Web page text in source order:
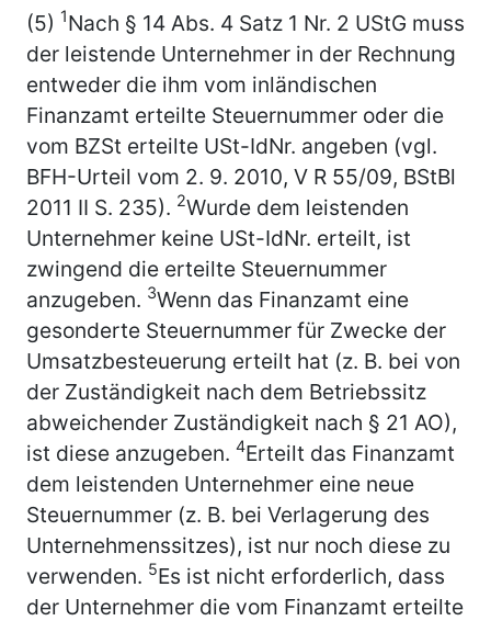
(5) 1Nach § 14 Abs. 4 Satz 1 Nr. 2 UStG muss
der leistende Unternehmer in der Rechnung
entweder die ihm vom inländischen
Finanzamt erteilte Steuernummer oder die
vom BZSt erteilte USt-IdNr. angeben (vgl.
BFH-Urteil vom 2. 9. 2010, V R 55/09, BStBl
2011 II S. 235). 2Wurde dem leistenden
Unternehmer keine USt-IdNr. erteilt, ist
zwingend die erteilte Steuernummer
anzugeben. 3Wenn das Finanzamt eine
gesonderte Steuernummer für Zwecke der
Umsatzbesteuerung erteilt hat (z. B. bei von
der Zuständigkeit nach dem Betriebssitz
abweichender Zuständigkeit nach § 21 AO),
ist diese anzugeben. 4Erteilt das Finanzamt
dem leistenden Unternehmer eine neue
Steuernummer (z. B. bei Verlagerung des
Unternehmenssitzes), ist nur noch diese zu
verwenden. 5Es ist nicht erforderlich, dass
der Unternehmer die vom Finanzamt erteilte